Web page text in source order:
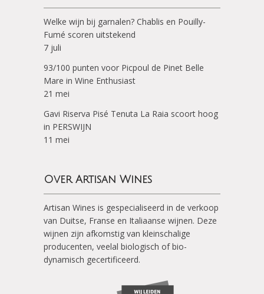
Welke wijn bij garnalen? Chablis en Pouilly-
Fumé scoren uitstekend
7 juli
93/100 punten voor Picpoul de Pinet Belle
Mare in Wine Enthusiast
21 mei
Gavi Riserva Pisé Tenuta La Raia scoort hoog
in PERSWIJN
11 mei
Over Artisan Wines
Artisan Wines is gespecialiseerd in de verkoop
van Duitse, Franse en Italiaanse wijnen. Deze
wijnen zijn afkomstig van kleinschalige
producenten, veelal biologisch of bio-
dynamisch gecertificeerd.